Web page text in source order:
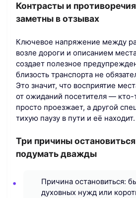
Контрасты и
заметны в отзывах
Ключевое напряжение между
возле дороги и описанием
создает полезное
близость транспорта не
Это значит, что восприятие
от ожиданий посетителя — кто-
просто проезжает, а другой
тихую паузу в пути и её находит.
Три причины
подумать дважды
Причина остановиться:
духовных нужд или